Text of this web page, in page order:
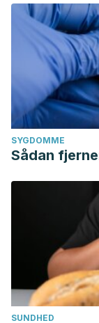
SYGDOMME
Sådan
SUNDHED